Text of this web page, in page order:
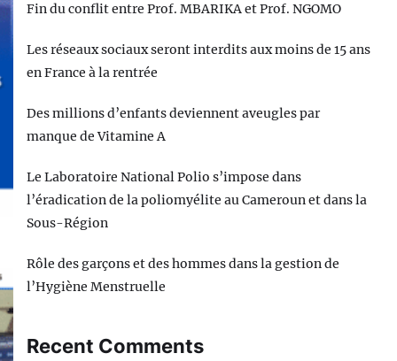
Fin du conflit entre Prof. MBARIKA et Prof. NGOMO
Les réseaux sociaux seront interdits aux moins de 15 ans
en France à la rentrée
Des millions d’enfants deviennent aveugles par
manque de Vitamine A
Le Laboratoire National Polio s’impose dans
l’éradication de la poliomyélite au Cameroun et dans la
Sous-Région
Rôle des garçons et des hommes dans la gestion de
l’Hygiène Menstruelle
Recent Comments